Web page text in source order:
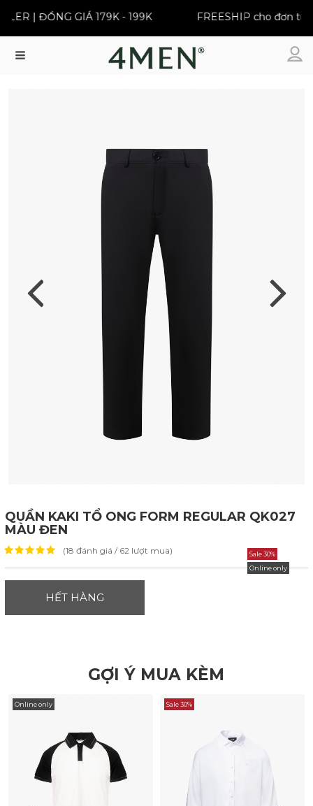
| ĐỒNG GIÁ 179K - 199K FREESHIP cho đơn từ
QUẦN KAKI TỔ ONG FORM REGULAR QK027
MÀU ĐEN
Sale 30%
Online only
(18 đánh giá / 62 lượt mua)
HẾT HÀNG
GỢI Ý MUA KÈM
Online only Sale 30%